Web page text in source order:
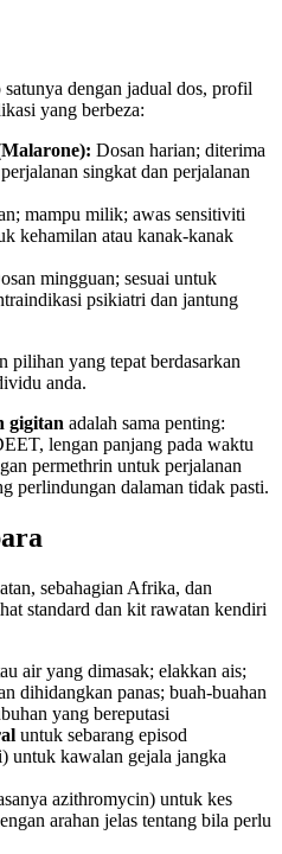
dengan jadual dos, profil
yang berbeza:
Dosan harian; diterima
singkat dan perjalanan
mampu milik; awas sensitiviti
kehamilan atau kanak-kanak
mingguan; sesuai untuk
psikiatri dan jantung
pilihan yang tepat berdasarkan
anda.
gigitan adalah sama penting:
lengan panjang pada waktu
permethrin untuk perjalanan
perlindungan dalaman tidak pasti.
sebahagian Afrika, dan
standard dan kit rawatan kendiri
air yang dimasak; elakkan ais;
dihidangkan panas; buah-buahan
yang bereputasi
untuk sebarang episod
untuk kawalan gejala jangka
azithromycin) untuk kes
arahan jelas tentang bila perlu